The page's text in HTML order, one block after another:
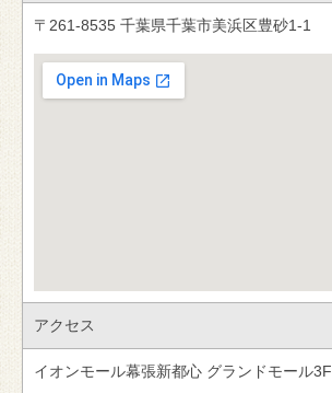
〒261-8535 千葉県千葉市美浜区豊砂1-1
アクセス
イオンモール幕張新都心 グランドモール3F